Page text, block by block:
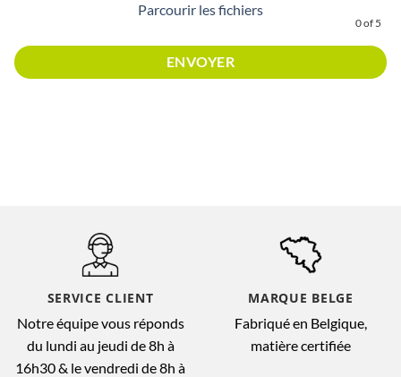
Parcourir les fichiers
0of 5
SERVICE CLIENT
Notre équipe vous réponds
du lundi au jeudi de 8h à
16h30 & le vendredi de 8h à
MARQUE BELGE
Fabriqué en Belgique,
matière certifiée